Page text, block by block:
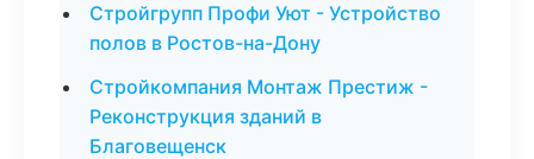
Стройгрупп Профи Уют - Устройство
полов в Ростов-на-Дону
Стройкомпания Монтаж Престиж -
Реконструкция зданий в
Благовещенск